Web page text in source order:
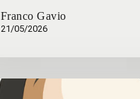
Franco Gavio
21/05/2026